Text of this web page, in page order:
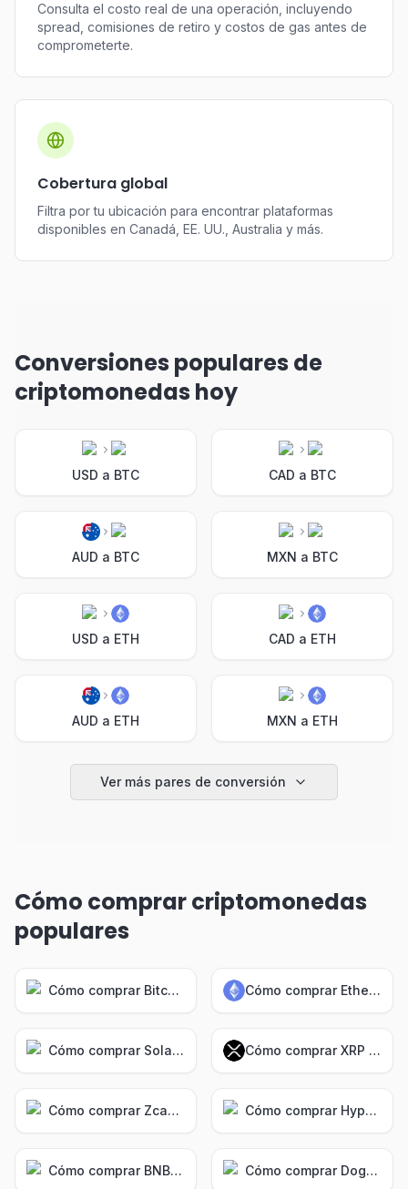
Consulta el costo real de una operación, incluyendo
spread, comisiones de retiro y costos de gas antes de
comprometerte.
Cobertura global
Filtra por tu ubicación para encontrar plataformas
disponibles en Canadá, EE. UU., Australia y más.
Conversiones populares de
criptomonedas hoy
USD a BTC CAD a BTC
AUD a BTC MXN a BTC
USD a ETH CAD a ETH
AUD a ETH MXN a ETH
Ver más pares de conversión
Cómo comprar criptomonedas
populares
Cómo comprar Bitcoin (BTC) Cómo comprar Ethereum (ETH)
Cómo comprar Solana (SOL) Cómo comprar XRP (XRP)
Cómo comprar Zcash (ZEC) Cómo comprar Hyperliquid (HYPE)
Cómo comprar BNB (BNB) Cómo comprar Dogecoin (DOGE)